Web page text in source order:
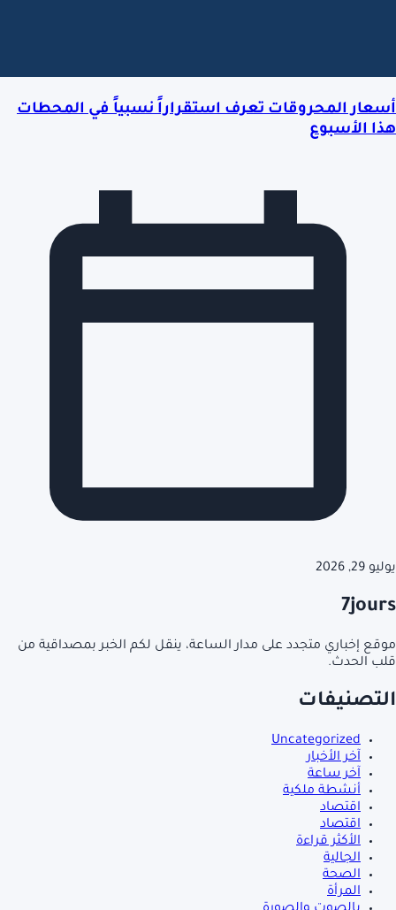
أسعار المحروقات تعرف استقراراً نسبياً في المحطات
هذا الأسبوع
يوليو 29, 2026
7jours
موقع إخباري متجدد على مدار الساعة، ينقل لكم الخبر بمصداقية من
قلب الحدث.
التصنيفات
Uncategorized
آخر الأخبار
آخر ساعة
أنشطة ملكية
اقتصاد
اقتصاد
الأكثر قراءة
الجالية
الصحة
المرأة